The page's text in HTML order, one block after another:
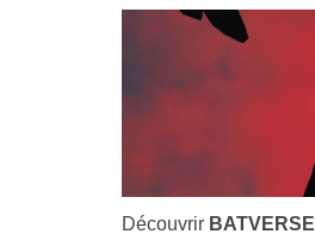
Découvrir BATVERSE